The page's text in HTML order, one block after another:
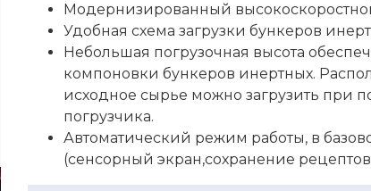
Модернизированный
Удобная схема загрузки бункеров
Небольшая погрузочная высота
компоновки бункеров инертных.
исходное сырье можно загрузить при
погрузчика.
Автоматический режим работы, в
(сенсорный экран,сохранение